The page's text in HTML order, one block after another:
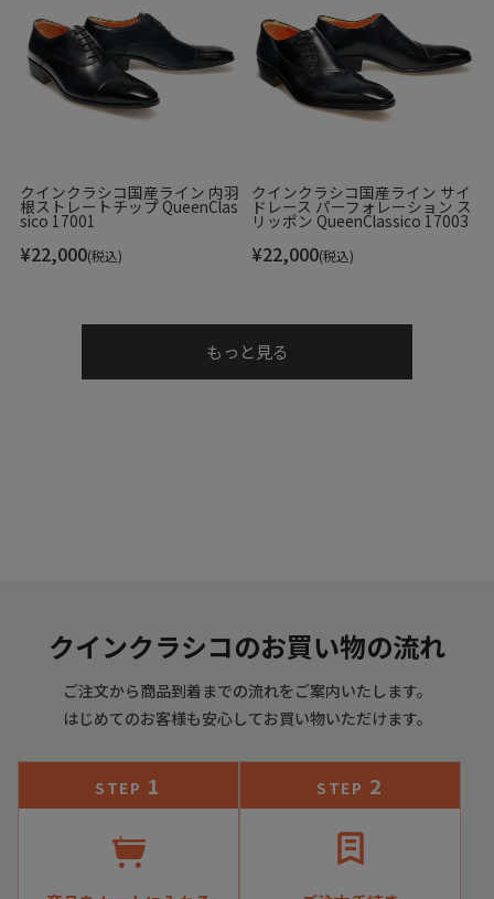
クインクラシコ国産ライン 内羽
根ストレートチップ QueenClas
sico 17001
¥22,000(税込)
クインクラシコ国産ライン サイ
ドレース パーフォレーション ス
リッポン QueenClassico 17003
¥22,000(税込)
もっと見る
クインクラシコのお買い物の流れ
ご注文から商品到着までの流れをご案内いたします。
はじめてのお客様も安心してお買い物いただけます。
STEP 1 STEP 2